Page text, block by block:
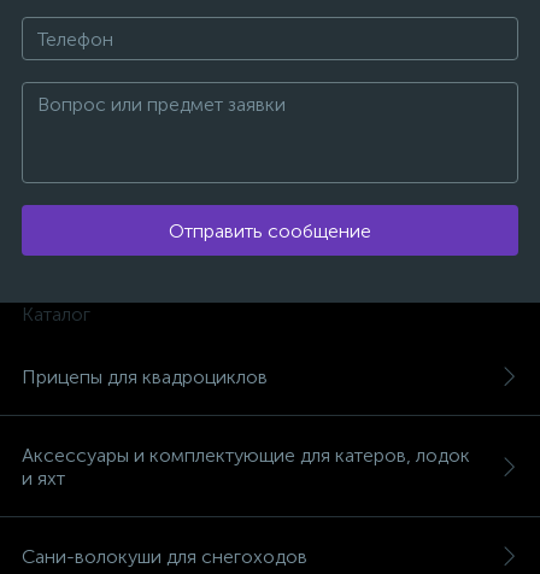
Отправить сообщение
Каталог
Прицепы для квадроциклов
Аксессуары и комплектующие для катеров, лодок
и яхт
Сани-волокуши для снегоходов